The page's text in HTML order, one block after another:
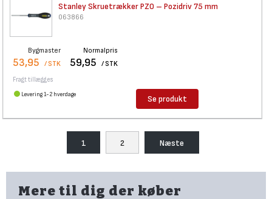
Stanley Skruetrækker PZ0 – Pozidriv 75 mm
063866
Bygmaster
53,95 / STK
Normalpris
59,95 / STK
Fragt tillægges
Levering 1-2 hverdage Se produkt
1 2 Næste
Mere til dig der køber